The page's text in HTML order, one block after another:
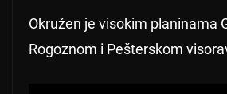
Okružen je visokim planinama
Rogoznom i Pešterskom